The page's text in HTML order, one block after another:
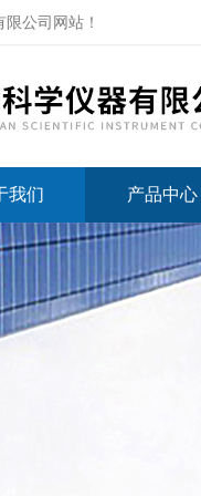
限公司网站 ！
我们 产品中心